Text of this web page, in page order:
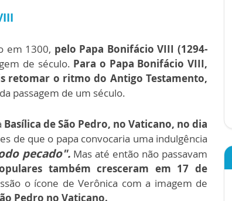
em 1300, pelo Papa Bonifácio VIII (1294-
de século. Para o Papa Bonifácio VIII,
retomar o ritmo do Antigo Testamento,
passagem de um século.
Basílica de São Pedro, no Vaticano, no dia
de que o papa convocaria uma indulgência
pecado". Mas até então não passavam
também cresceram em 17 de
o ícone de Verônica com a imagem de
Pedro no Vaticano.